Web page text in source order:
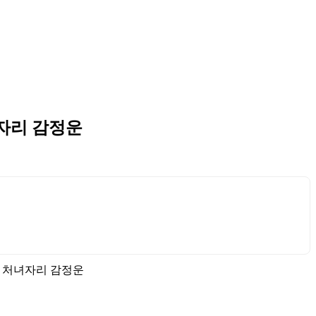
리 감정운